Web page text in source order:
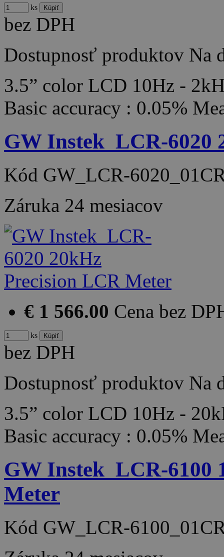
ks
bez DPH
Dostupnosť produktov Na
3.5” color LCD 10Hz -
Basic accuracy : 0.05%
GW Instek_LCR-6020
Kód GW_LCR-
Záruka 24 mesiacov
€ 1 566.00 Cena bez
ks
bez DPH
Dostupnosť produktov Na
3.5” color LCD 10Hz -
Basic accuracy : 0.05%
GW Instek_LCR-6100
Meter
Kód GW_LCR-